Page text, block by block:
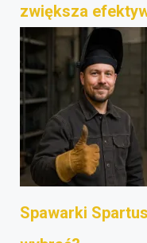
zwiększa
Spawarki